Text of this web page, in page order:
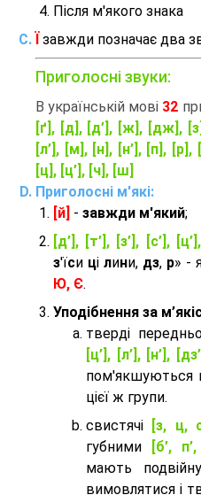
Після м'якого знака
завжди позначає два
Приголосні звуки:
В українській мові 32
[ґ], [д], [д’], [ж], [дж],
[л’], [м], [н], [н’], [п], [р],
[ц], [ц’], [ч], [ш]
Приголосні м'які:
[й] - завжди м'який;
[д’], [т’], [з’], [с’],
з'їси ці лини, дз, р» -
Ю, Є.
Уподібнення за
тверді
[ц’], [л’], [н’], [дз’]
пом'якшуються
цієї ж групи.
cвистячі
[з, ц,
губними
[б’,
мають
вимовлятися і